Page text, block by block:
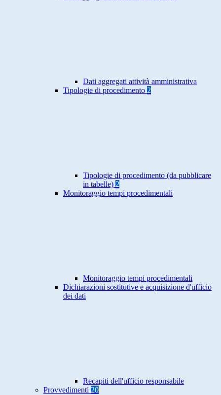
Dati aggregati attività amministrativa
Tipologie di procedimento 2
Tipologie di procedimento (da pubblicare
in tabelle) 2
Monitoraggio tempi procedimentali
Monitoraggio tempi procedimentali
Dichiarazioni sostitutive e acquisizione d'ufficio
dei dati
Recapiti dell'ufficio responsabile
Provvedimenti 20